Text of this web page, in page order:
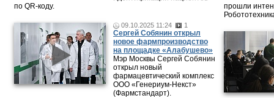
по QR-коду.
09.10.2025 11:24 1
Сергей Собянин открыл
новое фармпроизводство
на площадке «Алабушево»
Мэр Москвы Сергей Собянин
открыл новый
фармацевтический комплекс
ООО «Генериум-Некст»
(Фармстандарт).
прошли